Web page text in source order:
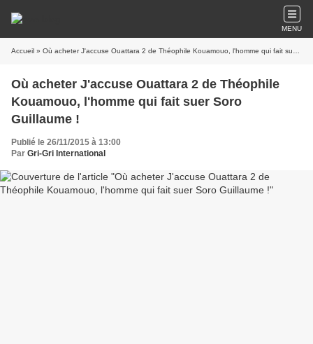
MENU
Accueil » Où acheter J'accuse Ouattara 2 de Théophile Kouamouo, l'homme qui fait suer Soro Guillaume !
Où acheter J'accuse Ouattara 2 de Théophile
Kouamouo, l'homme qui fait suer Soro
Guillaume !
Publié le 26/11/2015 à 13:00
Par Gri-Gri International